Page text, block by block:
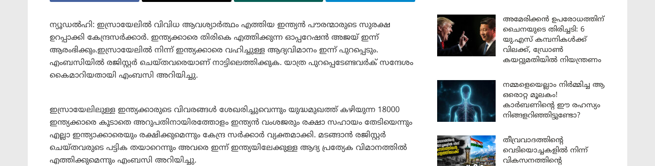
ന്യൂഡൽഹി: ഇസ്രായേലിൽ വിവിധ ആവശ്യാർത്ഥം എത്തിയ ഇന്ത്യൻ പൗരന്മാരുടെ സുരക്ഷ
ഉറപ്പാക്കി കേന്ദ്രസർക്കാർ. ഇന്ത്യക്കാരെ തിരികെ എത്തിക്കുന്ന ഓപ്പറേഷൻ അജയ് ഇന്ന്
ആരംഭിക്കും.ഇസ്രായേലിൽ നിന്ന് ഇന്ത്യക്കാരെ വഹിച്ചുള്ള ആദ്യവിമാനം ഇന്ന് പുറപ്പെടും.
എംബസിയിൽ രജിസ്റ്റർ ചെയ്തവരെയാണ് നാട്ടിലെത്തിക്കുക. യാത്ര പുറപ്പെടേണ്ടവർക് സന്ദേശം
കൈമാറിയതായി എംബസി അറിയിച്ചു.
ഇസ്രായേലിലുള്ള ഇന്ത്യക്കാരുടെ വിവരങ്ങൾ ശേഖരിച്ചുവെന്നും യുദ്ധമുഖത്ത് കഴിയുന്ന 18000
ഇന്ത്യക്കാരെ കൂടാതെ അറുപതിനായിരത്തോളം ഇന്ത്യൻ വംശജരും രക്ഷാ സഹായം തേടിയെന്നും
എല്ലാ ഇന്ത്യാക്കാരെയും രക്ഷിക്കുമെന്നും കേന്ദ്ര സർക്കാർ വ്യക്തമാക്കി. മടങ്ങാൻ രജിസ്റ്റർ
ചെയ്തവരുടെ പട്ടിക തയാറെന്നും അവരെ ഇന്ന് ഇന്ത്യയിലേക്കുള്ള ആദ്യ പ്രത്യേക വിമാനത്തിൽ
എത്തിക്കുമെന്നും എംബസി അറിയിച്ചു.
അമേരിക്കൻ ഉപരോധത്തിന്
ചൈനയുടെ തിരിച്ചടി: 6
യു.എസ് കമ്പനികൾക്ക്
വിലക്ക്, ഡ്രോൺ
കയറ്റുമതിയിൽ നിയന്ത്രണം
നമ്മളെയെല്ലാം നിർമ്മിച്ച ആ
ഒരൊറ്റ മൂലകം!
കാർബണിന്റെ ഈ രഹസ്യം
നിങ്ങളറിഞ്ഞിട്ടുണ്ടോ?
തീവ്രവാദത്തിന്റെ
വെടിയൊച്ചകളിൽ നിന്ന്
വികസനത്തിന്റെ